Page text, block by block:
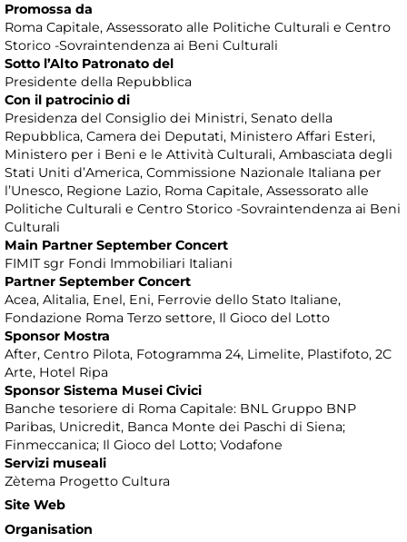
Promossa da
Roma Capitale, Assessorato alle Politiche Culturali e Centro
Storico -Sovraintendenza ai Beni Culturali
Sotto l’Alto Patronato del
Presidente della Repubblica
Con il patrocinio di
Presidenza del Consiglio dei Ministri, Senato della
Repubblica, Camera dei Deputati, Ministero Affari Esteri,
Ministero per i Beni e le Attività Culturali, Ambasciata degli
Stati Uniti d’America, Commissione Nazionale Italiana per
l’Unesco, Regione Lazio, Roma Capitale, Assessorato alle
Politiche Culturali e Centro Storico -Sovraintendenza ai Beni
Culturali
Main Partner September Concert
FIMIT sgr Fondi Immobiliari Italiani
Partner September Concert
Acea, Alitalia, Enel, Eni, Ferrovie dello Stato Italiane,
Fondazione Roma Terzo settore, Il Gioco del Lotto
Sponsor Mostra
After, Centro Pilota, Fotogramma 24, Limelite, Plastifoto, 2C
Arte, Hotel Ripa
Sponsor Sistema Musei Civici
Banche tesoriere di Roma Capitale: BNL Gruppo BNP
Paribas, Unicredit, Banca Monte dei Paschi di Siena;
Finmeccanica; Il Gioco del Lotto; Vodafone
Servizi museali
Zètema Progetto Cultura
Site Web
Organisation